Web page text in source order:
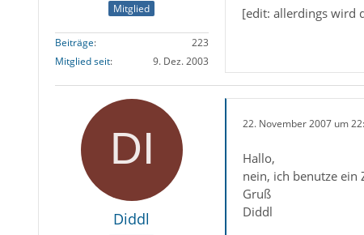
Mitglied
Beiträge
223
Mitglied seit
9. Dez. 2003
[edit: allerdings wird
Diddl
22. November 2007 um
Hallo,
nein, ich benutze ein
Gruß
Diddl